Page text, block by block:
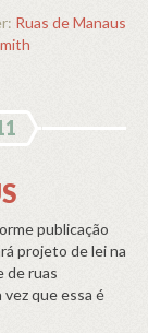
Ruas de Manaus
publicação
projeto de lei na
de ruas
que essa é